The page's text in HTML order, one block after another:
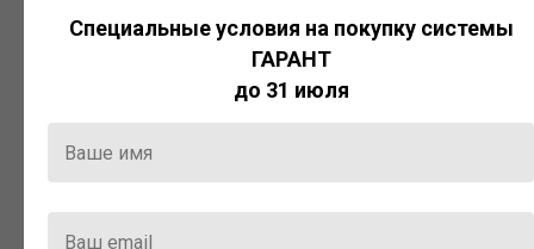
Компания «Гарант» стала
победителем премии «Время
ГАРАНТ
Актуальная правовая информация
и инструменты для максимально
эффективной работы с ней.
Специальные условия на покупку системы
ГАРАНТ
до 31 июля